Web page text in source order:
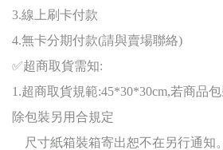
3.線上刷卡付款
4.無卡分期付款(請與賣場聯絡)
✅超商取貨需知:
1.超商取貨規範:45*30*30cm,若商品
除包裝另用合規定
尺寸紙箱裝箱寄出恕不在另行通知。